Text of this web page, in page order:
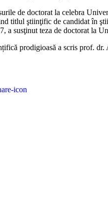
de doctorat la celebra
titlul ştiinţific de candidat în
a susţinut teza de doctorat la
prodigioasă a scris prof.